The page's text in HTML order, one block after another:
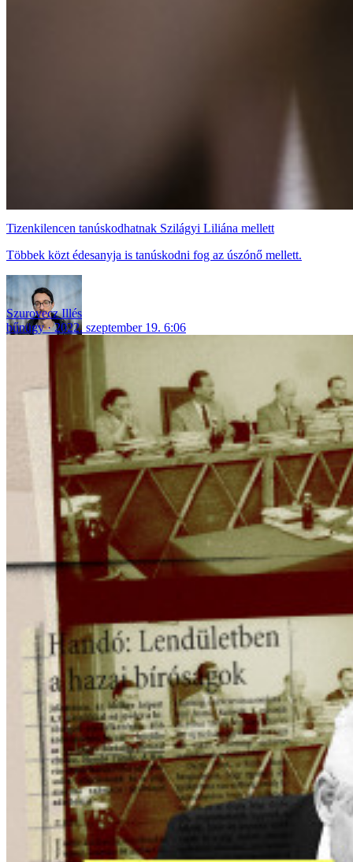
Tizenkilencen tanúskodhatnak Szilágyi Liliána mellett
Többek közt édesanyja is tanúskodni fog az úszónő mellett.
Szurovecz Illés
bűnügy
2022. szeptember 19. 6:06